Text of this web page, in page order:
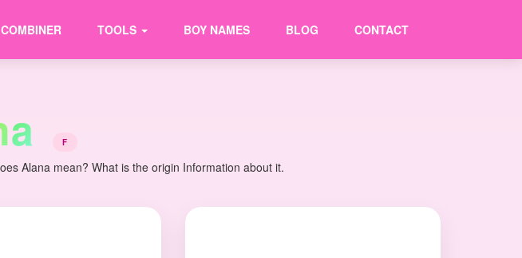
TOOLS BOY NAMES BLOG CONTACT
a F
Alana mean? What is the origin Information about it.